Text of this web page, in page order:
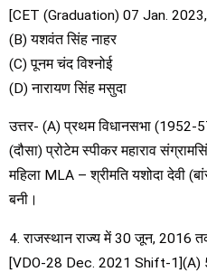
[CET (Graduation) 07 Jan.
(B) यशवंत सिंह नाहर
(C) पूनम चंद विश्नोई
(D) नारायण सिंह मसुदा
उत्तर- (A) प्रथम विधानसभा (1952-
(दौसा) प्रोटेम स्पीकर महाराव
महिला MLA – श्रीमति यशोदा देवी
बनी।
4. राजस्थान राज्य में 30 जून, 2016
[VDO-28 Dec. 2021 Shift-1](A)